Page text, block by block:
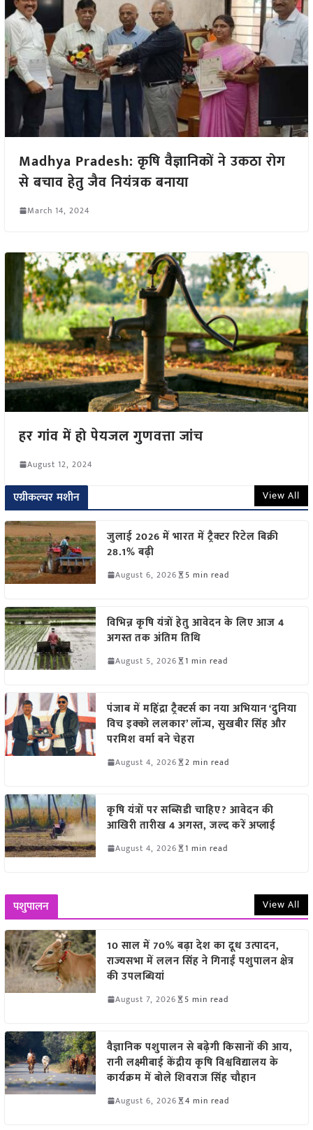
Madhya Pradesh: कृषि वैज्ञानिकों ने उकठा रोग
से बचाव हेतु जैव नियंत्रक बनाया
March 14, 2024
हर गांव में हो पेयजल गुणवत्ता जांच
August 12, 2024
एग्रीकल्चर मशीन View All
जुलाई 2026 में भारत में ट्रैक्टर रिटेल बिक्री
28.1% बढ़ी
August 6, 2026 5 min read
विभिन्न कृषि यंत्रों हेतु आवेदन के लिए आज 4
अगस्त तक अंतिम तिथि
August 5, 2026 1 min read
पंजाब में महिंद्रा ट्रैक्टर्स का नया अभियान ‘दुनिया
विच इक्को ललकार’ लॉन्च, सुखबीर सिंह और
परमिश वर्मा बने चेहरा
August 4, 2026 2 min read
कृषि यंत्रों पर सब्सिडी चाहिए? आवेदन की
आखिरी तारीख 4 अगस्त, जल्द करें अप्लाई
August 4, 2026 1 min read
पशुपालन View All
10 साल में 70% बढ़ा देश का दूध उत्पादन,
राज्यसभा में ललन सिंह ने गिनाईं पशुपालन क्षेत्र
की उपलब्धियां
August 7, 2026 5 min read
वैज्ञानिक पशुपालन से बढ़ेगी किसानों की आय,
रानी लक्ष्मीबाई केंद्रीय कृषि विश्वविद्यालय के
कार्यक्रम में बोले शिवराज सिंह चौहान
August 6, 2026 4 min read